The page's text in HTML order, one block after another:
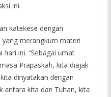
ini.
katekese dengan
merangkum materi
ini. “Sebagai umat
Prapaskah, kita diajak
dinyatakan dengan
antara kita dan Tuhan, kita